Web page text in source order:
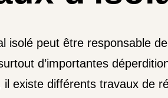
isolé peut être responsable
d’importantes
il existe différents travaux de